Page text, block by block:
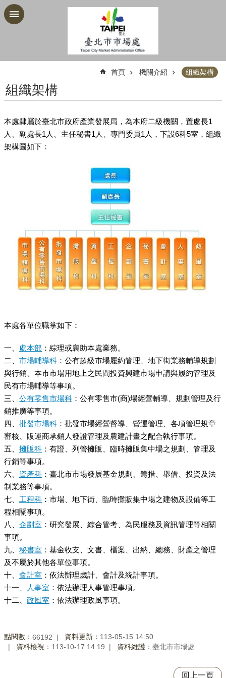
跳到主要內容區塊
首頁 機關介紹 組織架構
組織架構
本處隸屬於臺北市政府產業發展局，為本府二級機關，置處長1
人、副處長1人、主任秘書1人、專門委員1人，下設6科5室，組織
架構圖如下：
本處各單位職掌如下：
一、 處本部 ：綜理或襄助本處業務。
二、 市場輔導科 ：公有超級市場履約管理、地下街業務輔導規劃
與行銷、本市市場用地上之民間投資興建市場申請與履約管理及
民有市場輔導等事項。
三、 公有零售市場科 ：公有零售市(商)場經營輔導、規劃管理及行
銷推廣等事項。
四、 批發市場科 ：批發市場經營督導、營運管理、各項管理規章
審核、販運商承銷人發證管理及農建計畫之配合執行事項。
五、 攤販科 ：有證、列管攤販、臨時攤販集中場之規劃、管理及
行銷等事項。
六、 資產科 ：臺北市市場發展基金規劃、籌措、舉借、投資及法
制業務等事項。
七、 工程科 ：市場、地下街、臨時攤販集中場之建物及設備等工
程相關事項。
八、 企劃室 ：研究發展、綜合管考、為民服務及資訊管理等相關
事項。
九、 秘書室 ：基金收支、文書、檔案、出納、總務、財產之管理
及不屬於其他各單位事項。
十、 會計室 ：依法辦理歲計、會計及統計事項。
十一、
人事室 ：依法辦理人事管理事項。
十二、 政風室 ：依法辦理政風事項。
點閱數： 66192 資料更新： 113-05-15 14:50
資料檢視： 113-10-17 14:19 資料維護： 臺北市市場處
回上一頁